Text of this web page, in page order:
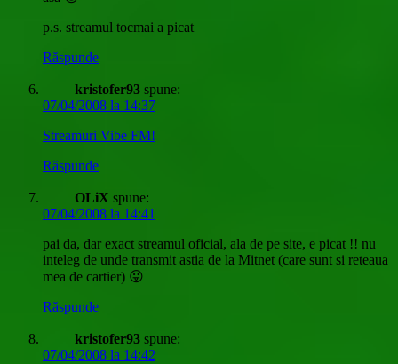
p.s. streamul tocmai a picat
Răspunde
kristofer93 spune:
07/04/2008 la 14:37
Streamuri Vibe FM!
Răspunde
OLiX spune:
07/04/2008 la 14:41
pai da, dar exact streamul oficial, ala de pe site, e picat !! nu
inteleg de unde transmit astia de la Mitnet (care sunt si reteaua
mea de cartier) 😛
Răspunde
kristofer93 spune:
07/04/2008 la 14:42